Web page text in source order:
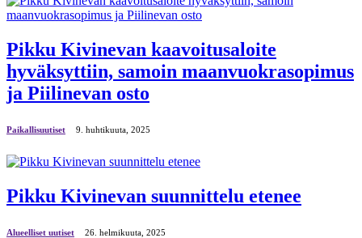
Pikku Kivinevan kaavoitusaloite
hyväksyttiin, samoin maanvuokrasopimus
ja Piilinevan osto
Paikallisuutiset 9. huhtikuuta, 2025
Pikku Kivinevan suunnittelu etenee
Alueelliset uutiset 26. helmikuuta, 2025